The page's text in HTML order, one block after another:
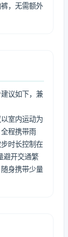
，无需额外
议如下，兼
室内运动为
程携带雨
时长控制在
避开交通繁
身携带少量